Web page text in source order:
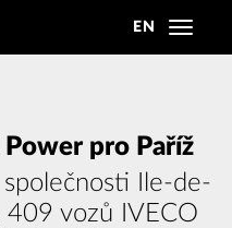
EN
Toggle
pro Paříž
Ile-de-
409 vozů IVECO